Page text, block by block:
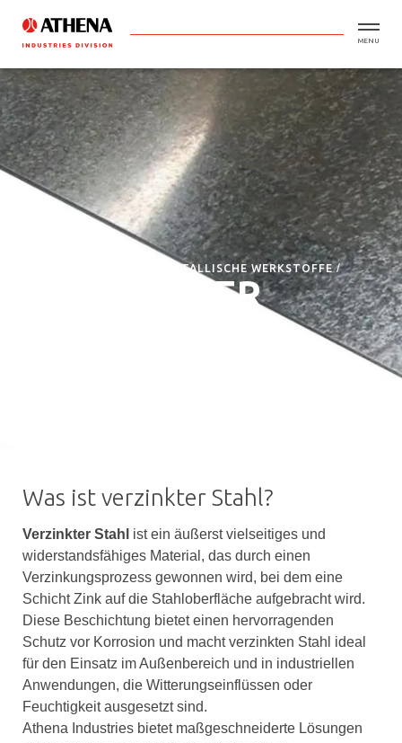
MENU
METALLISCHE WERKSTOFFE
VERZINKTER
Was ist verzinkter Stahl?
Verzinkter Stahl ist ein äußerst vielseitiges und
widerstandsfähiges Material, das durch einen
Verzinkungsprozess gewonnen wird, bei dem eine
Schicht Zink auf die Stahloberfläche aufgebracht wird.
Diese Beschichtung bietet einen hervorragenden
Schutz vor Korrosion und macht verzinkten Stahl ideal
für den Einsatz im Außenbereich und in industriellen
Anwendungen, die Witterungseinflüssen oder
Feuchtigkeit ausgesetzt sind.
Athena Industries bietet maßgeschneiderte Lösungen